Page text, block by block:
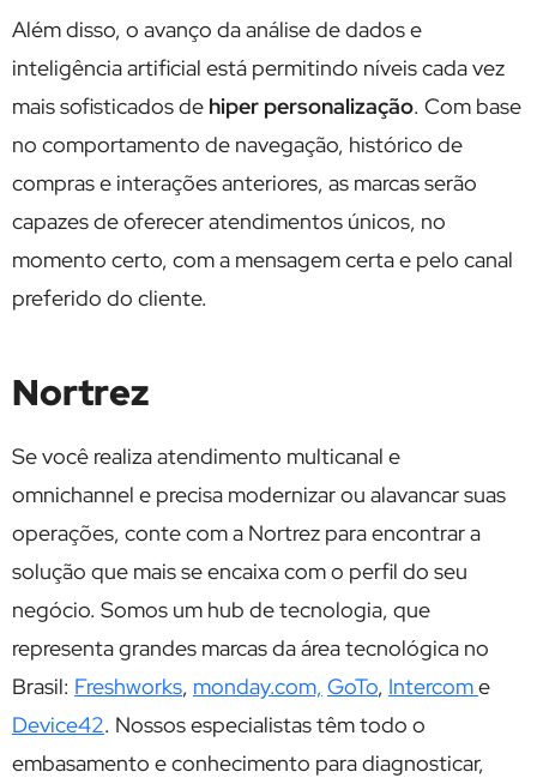
Além disso, o avanço da análise de dados e
inteligência artificial está permitindo níveis cada vez
mais sofisticados de hiper personalização. Com base
no comportamento de navegação, histórico de
compras e interações anteriores, as marcas serão
capazes de oferecer atendimentos únicos, no
momento certo, com a mensagem certa e pelo canal
preferido do cliente.
Nortrez
Se você realiza atendimento multicanal e
omnichannel e precisa modernizar ou alavancar suas
operações, conte com a Nortrez para encontrar a
solução que mais se encaixa com o perfil do seu
negócio. Somos um hub de tecnologia, que
representa grandes marcas da área tecnológica no
Brasil: Freshworks, monday.com, GoTo, Intercome
Device42. Nossos especialistas têm todo o
embasamento e conhecimento para diagnosticar,